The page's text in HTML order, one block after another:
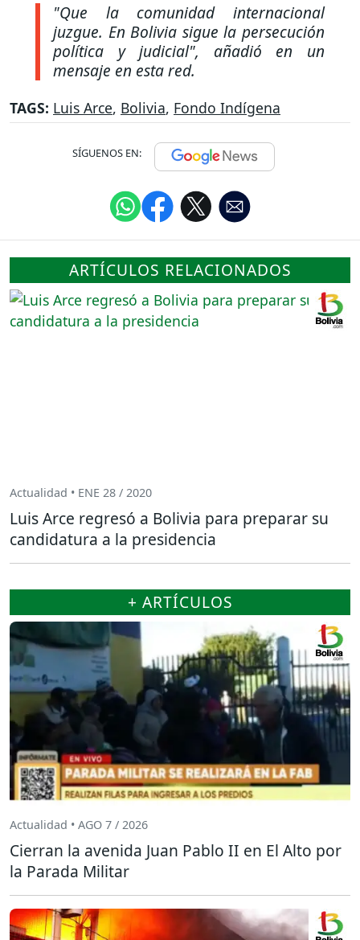
"Que la comunidad internacional
juzgue. En Bolivia sigue la persecución
política y judicial", añadió en un
mensaje en esta red.
TAGS: Luis Arce, Bolivia, Fondo Indígena
SÍGUENOS EN:
ARTÍCULOS RELACIONADOS
Actualidad • ENE 28 / 2020
Luis Arce regresó a Bolivia para preparar su
candidatura a la presidencia
+ ARTÍCULOS
Actualidad • AGO 7 / 2026
Cierran la avenida Juan Pablo II en El Alto por
la Parada Militar